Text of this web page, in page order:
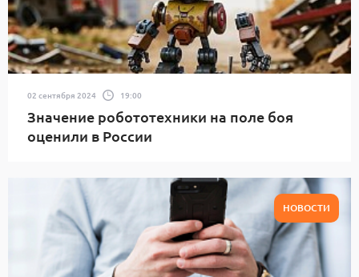
02 сентября 2024 19:00
Значение робототехники на поле боя
оценили в России
НОВОСТИ